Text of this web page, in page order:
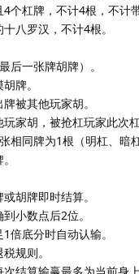
个杠牌，不计4根，不计带
八罗汉，不计4根。
后一张牌胡牌）。
牌。
被其他玩家胡。
家胡，被抢杠玩家此次杠
相同牌为1根（明杠、暗
胡牌即时结算。
小数点后2位。
倍底分时自动认输。
规则。